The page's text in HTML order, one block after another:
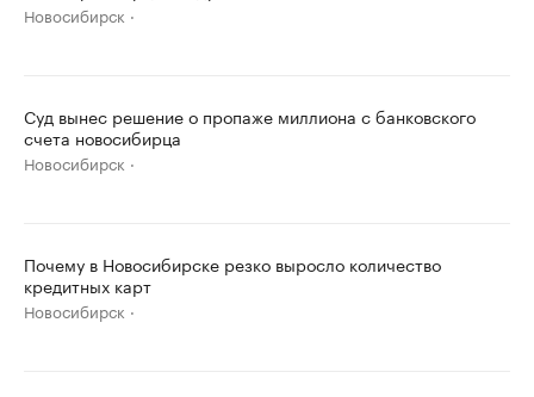
Новосибирск
Суд вынес решение о пропаже миллиона с банковского
счета новосибирца
Новосибирск
Почему в Новосибирске резко выросло количество
кредитных карт
Новосибирск